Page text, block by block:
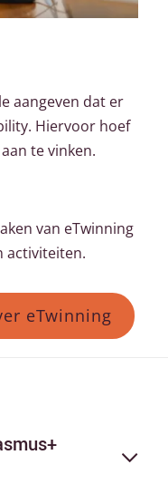
aangeven dat er
Hiervoor hoef
te vinken.
van eTwinning
activiteiten.
eTwinning